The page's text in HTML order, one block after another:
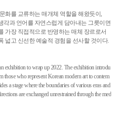
화를 교류하는 매개체 역할을 해왔듯이,
각과 언어를 자연스럽게 담아내는 그릇이면
가장 직접적으로 반영하는 매체 장르로서
넓고 신선한 예술적 경험을 선사할 것이다.
exhibition to wrap up 2022. The exhibition introdu
those who represent Korean modern art to contem
a stage where the boundaries of various eras and
are exchanged unrestrained through the med